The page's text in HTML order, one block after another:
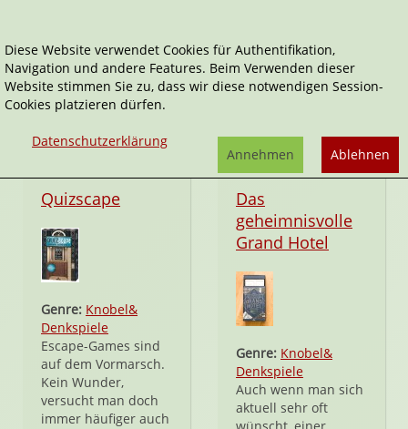
moses.
Quizscape
Genre: Knobel&
Denkspiele
Escape-Games sind
auf dem Vormarsch.
Kein Wunder,
versucht man doch
immer häufiger auch
Spiel
Das
geheimnisvolle
Grand Hotel
Genre: Knobel&
Denkspiele
Auch wenn man sich
aktuell sehr oft
Diese Website verwendet Cookies für Authentifikation,
Navigation und andere Features. Beim Verwenden dieser
Website stimmen Sie zu, dass wir diese notwendigen Session-
Cookies platzieren dürfen.
Datenschutzerklärung
Ablehnen
Annehmen